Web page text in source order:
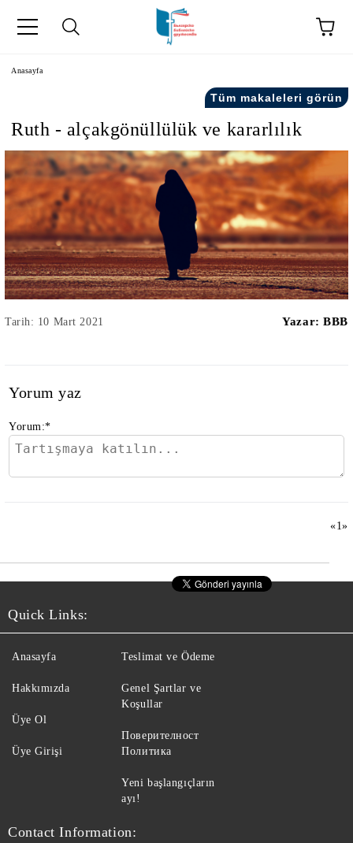
на турски.
in Turkish.
Anasayfa
Tüm makaleleri görün
Ruth - alçakgönüllülük ve kararlılık
Tarih: 10 Mart 2021 Yazar: BBB
Yorum yaz
Yorum:*
«1»
Quick Links:
Anasayfa
Hakkımızda
Üye Ol
Üye Girişi
Teslimat ve Ödeme
Genel Şartlar ve
Koşullar
Поверителност
Политика
Yeni başlangıçların
ayı!
Contact Information: